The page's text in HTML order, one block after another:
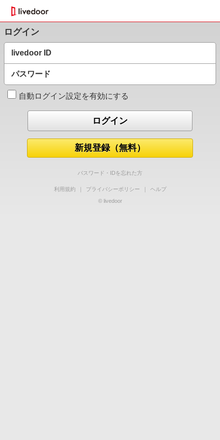
ログイン
livedoor ID
パスワード
自動ログイン設定を有効にする
新規登録（無料）
パスワード・IDを忘れた方
利用規約 ｜ プライバシーポリシー ｜
ヘルプ
© livedoor